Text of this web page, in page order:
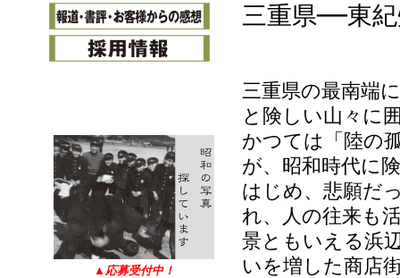
▲ 応募受付中！
三重県──東
三重県の最南端
と険しい山々に
かつては「陸の
が、昭和時代に
はじめ、悲願だ
れ、人の往来も
景ともいえる浜
いを増した商店